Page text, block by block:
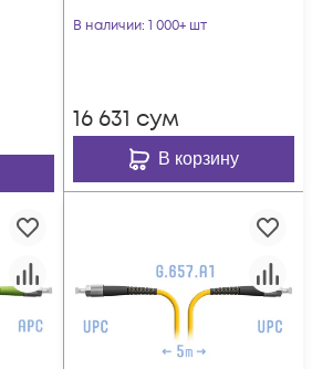
В наличии: 1 000+ шт
16 631 сум
В корзину